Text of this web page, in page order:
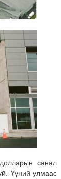
санал
Үүний улмаас